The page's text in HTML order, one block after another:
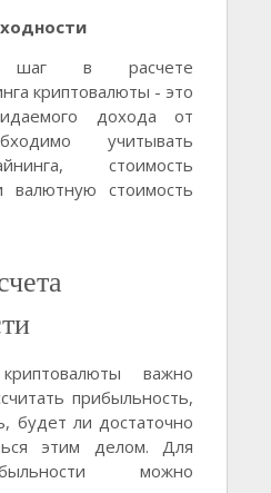
шаг в расчете
криптовалюты - это
дохода от
учитывать
стоимость
валютную стоимость
важно
прибыльность,
будет ли достаточно
этим делом. Для
можно